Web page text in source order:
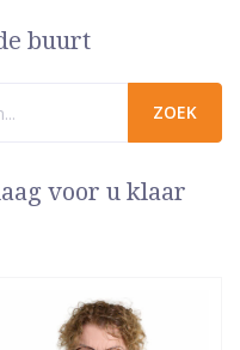
buurt
voor u klaar